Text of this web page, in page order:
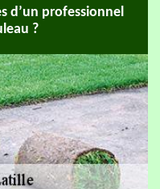
d’un professionnel
?